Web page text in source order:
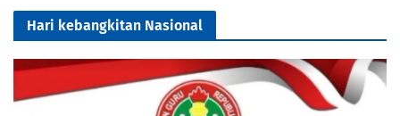
Hari kebangkitan Nasional